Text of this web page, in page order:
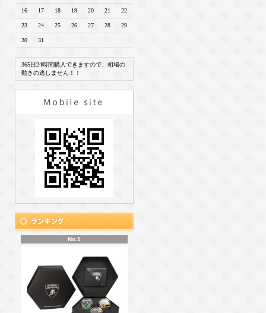
16 17 18 19 20 21 22
23 24 25 26 27 28 29
30 31
365日24時間購入できますので、相場の
動きの逃しません！！
No.1